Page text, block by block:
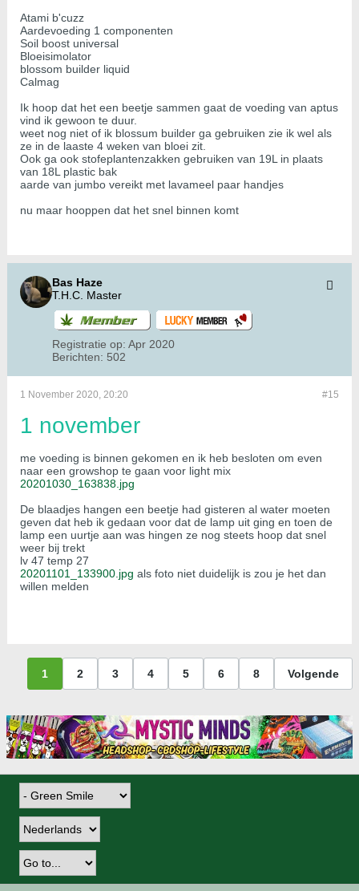
Atami b'cuzz
Aardevoeding 1 componenten
Soil boost universal
Bloeisimolator
blossom builder liquid
Calmag
Ik hoop dat het een beetje sammen gaat de voeding van aptus
vind ik gewoon te duur.
weet nog niet of ik blossum builder ga gebruiken zie ik wel als
ze in de laaste 4 weken van bloei zit.
Ook ga ook stofeplantenzakken gebruiken van 19L in plaats
van 18L plastic bak
aarde van jumbo vereikt met lavameel paar handjes
nu maar hooppen dat het snel binnen komt
Bas Haze
T.H.C. Master
Registratie op: Apr 2020
Berichten: 502
#15
1 November 2020, 20:20
1 november
me voeding is binnen gekomen en ik heb besloten om even
naar een growshop te gaan voor light mix
20201030_163838.jpg
De blaadjes hangen een beetje had gisteren al water moeten
geven dat heb ik gedaan voor dat de lamp uit ging en toen de
lamp een uurtje aan was hingen ze nog steets hoop dat snel
weer bij trekt
lv 47 temp 27
20201101_133900.jpg als foto niet duidelijk is zou je het dan
willen melden
1 2 3 4 5 6 8 Volgende